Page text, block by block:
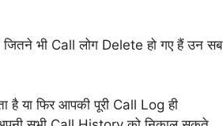
भी Call लोग Delete हो गए हैं उन सब
है या फिर आपकी पूरी Call Log ही